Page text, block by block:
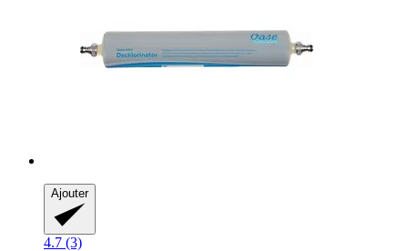
Ajouter
4.7 (3)